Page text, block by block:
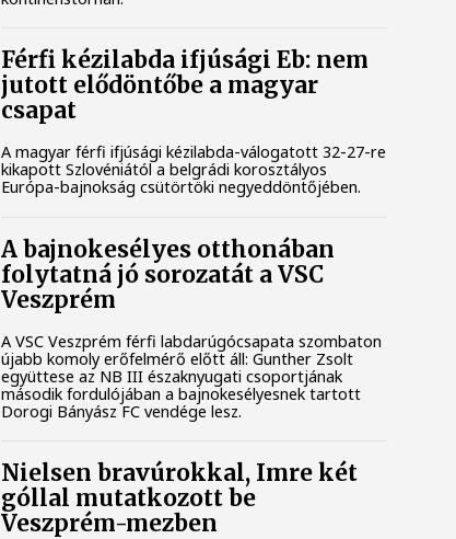
Férfi kézilabda ifjúsági Eb: nem
jutott elődöntőbe a magyar
csapat
A magyar férfi ifjúsági kézilabda-válogatott 32-27-re
kikapott Szlovéniától a belgrádi korosztályos
Európa-bajnokság csütörtöki negyeddöntőjében.
A bajnokesélyes otthonában
folytatná jó sorozatát a VSC
Veszprém
A VSC Veszprém férfi labdarúgócsapata szombaton
újabb komoly erőfelmérő előtt áll: Gunther Zsolt
együttese az NB III északnyugati csoportjának
második fordulójában a bajnokesélyesnek tartott
Dorogi Bányász FC vendége lesz.
Nielsen bravúrokkal, Imre két
góllal mutatkozott be
Veszprém-mezben